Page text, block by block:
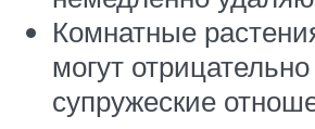
Комнатные
могут
супружеские